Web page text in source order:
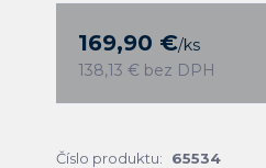
169,90 €/ks
138,13 € bez DPH
Číslo produktu: 65534